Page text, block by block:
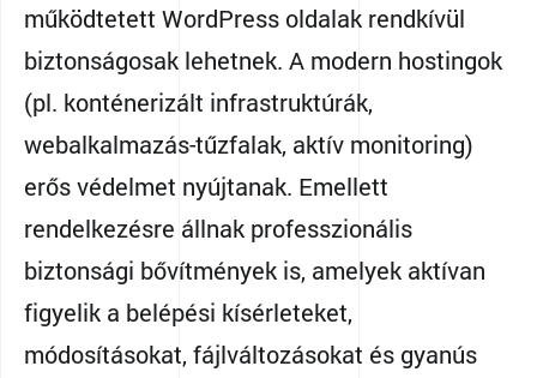
működtetett WordPress oldalak rendkívül
biztonságosak lehetnek. A modern hostingok
(pl. konténerizált infrastruktúrák,
webalkalmazás-tűzfalak, aktív monitoring)
erős védelmet nyújtanak. Emellett
rendelkezésre állnak professzionális
biztonsági bővítmények is, amelyek aktívan
figyelik a belépési kísérleteket,
módosításokat, fájlváltozásokat és gyanús